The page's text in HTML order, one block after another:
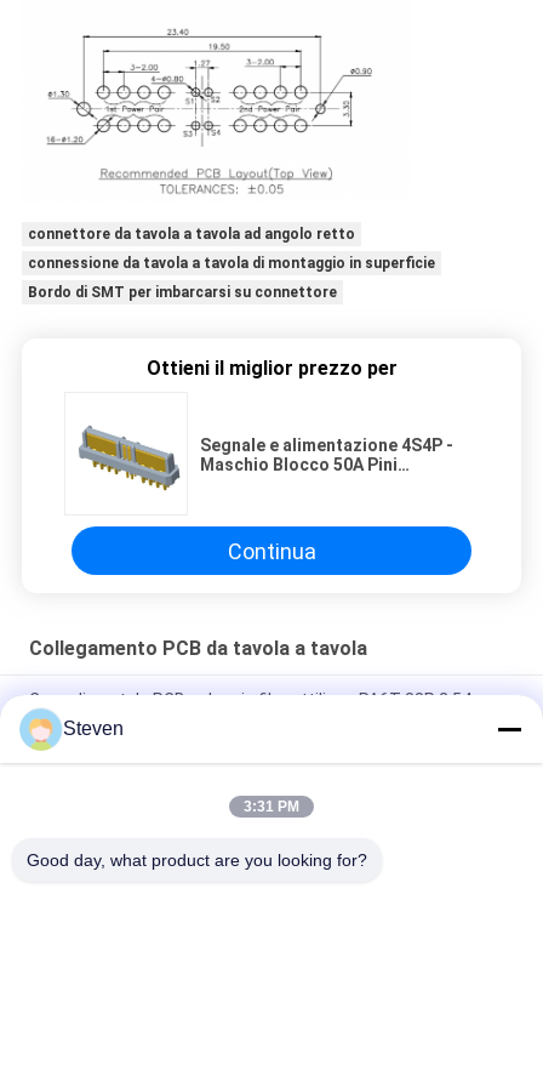
connettore da tavola a tavola ad angolo retto
connessione da tavola a tavola di montaggio in superficie
Bordo di SMT per imbarcarsi su connettore
Ottieni il miglior prezzo per
Segnale e alimentazione 4S4P -
Maschio Blocco 50A Pini
Continua
Collegamento PCB da tavola a tavola
Capo di scatola PCB a doppia fila rettilineo PA6T 38P 2.54mm
Pitch 0,5 mm Double Slotted Board To Board Connector Parte
maschile con certificato CAP UL
Segnale e alimentazione 4S4P - Maschio Blocco 50A Pini
Steven
3:31 PM
Good day, what product are you looking for?